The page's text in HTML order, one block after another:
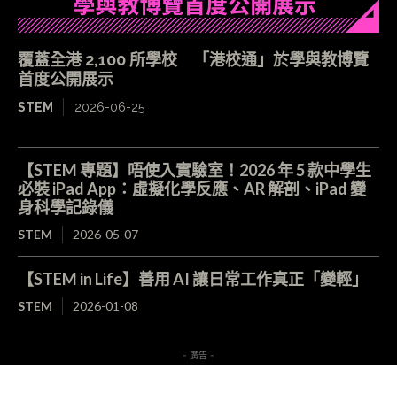
覆蓋全港 2,100 所學校 「港校通」於學與教博覽
首度公開展示
STEM 2026-06-25
【STEM 專題】唔使入實驗室！2026 年 5 款中學生
必裝 iPad App：虛擬化學反應、AR 解剖、iPad 變
身科學記錄儀
STEM 2026-05-07
【STEM in Life】善用 AI 讓日常工作真正「變輕」
STEM 2026-01-08
- 廣告 -